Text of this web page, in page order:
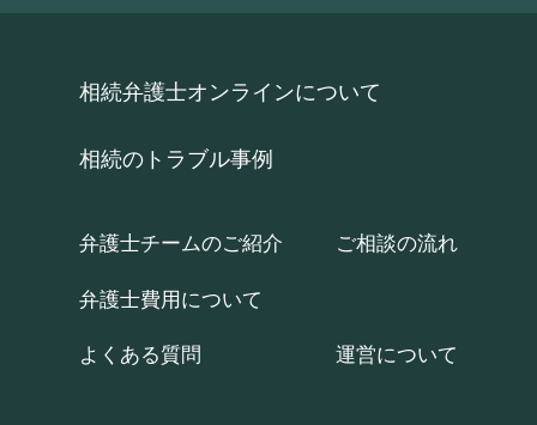
相続弁護士オンラインについて
相続のトラブル事例
弁護士チームのご紹介 ご相談の流れ
弁護士費用について
よくある質問 運営について